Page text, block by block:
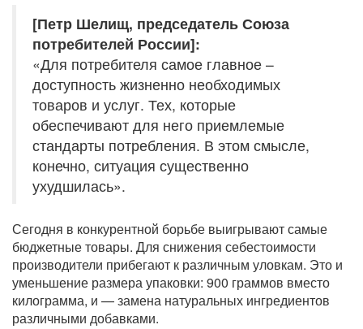
[Петр Шелищ, председатель Союза
потребителей России]:
«Для потребителя самое главное –
доступность жизненно необходимых
товаров и услуг. Тех, которые
обеспечивают для него приемлемые
стандарты потребления. В этом смысле,
конечно, ситуация существенно
ухудшилась».
Сегодня в конкурентной борьбе выигрывают самые
бюджетные товары. Для снижения себестоимости
производители прибегают к различным уловкам. Это и
уменьшение размера упаковки: 900 граммов вместо
килограмма, и — замена натуральных ингредиентов
различными добавками.